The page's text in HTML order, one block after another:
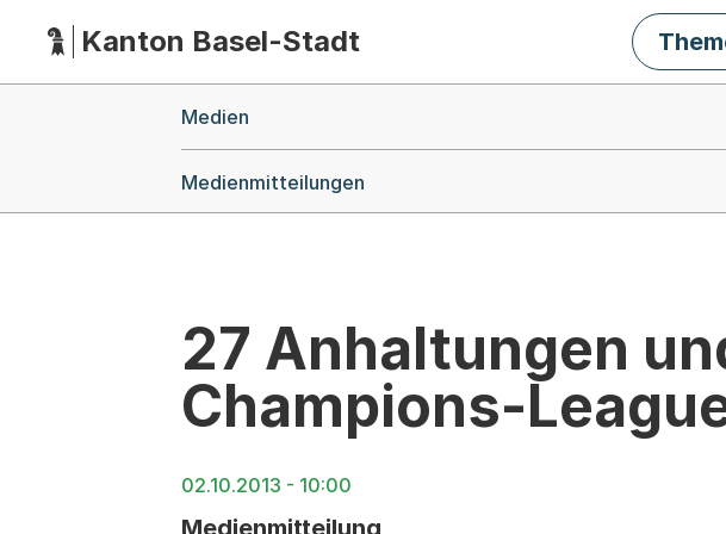
HauptnavigationKanton Basel-Stadt
Medien
Medienmitteilungen
27 Anhaltungen
Champions-
02.10.2013 - 10:00
Medienmitteilung